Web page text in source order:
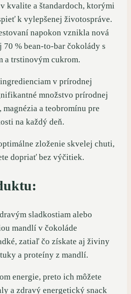
kvalite a štandardoch, ktorými
k vylepšenej životospráve.
napokon vznikla nová
70 % bean-to-bar čokolády s
a trstinovým cukrom.
v prírodnej
množstvo prírodnej
a teobromínu pre
na každý deň.
zloženie skvelej chuti,
dopriať bez výčitiek.
sladkostiam alebo
mandlí v čokoláde
zatiaľ čo získate aj živiny
a proteíny z mandlí.
energie, preto ich môžete
a zdravý energetický snack